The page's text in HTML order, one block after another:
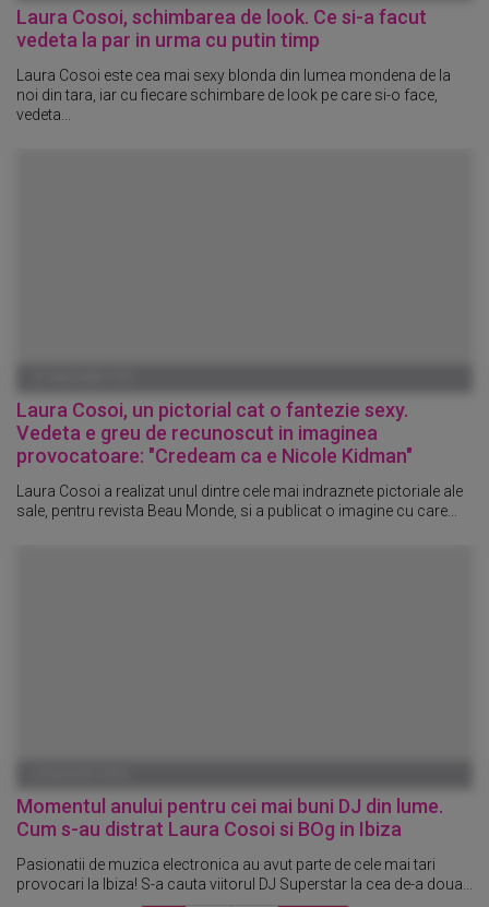
Laura Cosoi, schimbarea de look. Ce si-a facut
vedeta la par in urma cu putin timp
Laura Cosoi este cea mai sexy blonda din lumea mondena de la
noi din tara, iar cu fiecare schimbare de look pe care si-o face,
vedeta...
Laura Cosoi, un pictorial cat o fantezie sexy.
Vedeta e greu de recunoscut in imaginea
provocatoare: "Credeam ca e Nicole Kidman"
Laura Cosoi a realizat unul dintre cele mai indraznete pictoriale ale
sale, pentru revista Beau Monde, si a publicat o imagine cu care...
Momentul anului pentru cei mai buni DJ din lume.
Cum s-au distrat Laura Cosoi si BOg in Ibiza
Pasionatii de muzica electronica au avut parte de cele mai tari
provocari la Ibiza! S-a cauta viitorul DJ Superstar la cea de-a doua...